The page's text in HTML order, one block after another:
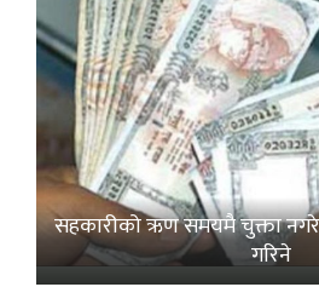
सहकारीको ऋण समयमै चुक्ता नगरे
गरिने